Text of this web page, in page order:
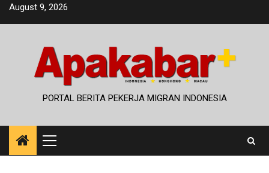
SkipAugust 9, 2026
PORTAL BERITA PEKERJA MIGRAN INDONESIA
Primary
Menu